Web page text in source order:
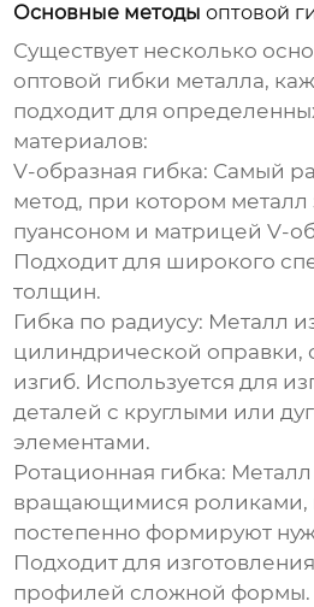
Основные методыоптовой
Существует несколько
оптовой гибки металла,
подходит для
материалов:
V-образная гибка: Самый
метод, при котором
пуансоном и матрицей V-
Подходит для широкого
толщин.
Гибка по радиусу: Металл
цилиндрической оправки,
изгиб. Используется для
деталей с круглыми или
элементами.
Ротационная гибка:
вращающимися роликами,
постепенно формируют
Подходит для
профилей сложной формы.